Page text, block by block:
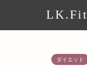
LK.Fit
ダイエット